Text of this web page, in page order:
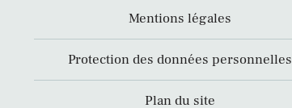
Mentions légales
Protection des données personnelles
Plan du site